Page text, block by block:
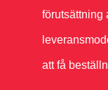
förutsättning
att få